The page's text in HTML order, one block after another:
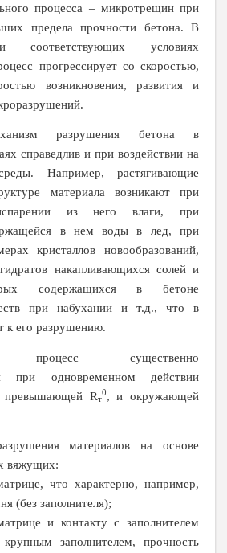
процесса – микротрещин при
предела прочности бетона. В
соответствующих условиях
прогрессирует со скоростью,
возникновения, развития и
разрушения бетона в
справедлив и при воздействии на
Например, растягивающие
материала возникают при
из него влаги, при
в нем воды в лед, при
кристаллов новообразований,
накапливающихся солей и
содержащихся в бетоне
при набухании и т.д., что в
к его разрушению.
процесс существенно
при одновременном действии
превышающей Rт
0, и окружающей
материалов на основе
вяжущих:
что характерно, например,
(без заполнителя);
и контакту с заполнителем
заполнителем, прочность